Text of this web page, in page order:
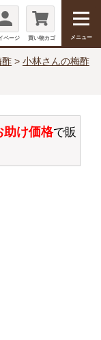
ページ 買い物カゴ メニュー
助け価格で販
酢
小林さんの梅酢